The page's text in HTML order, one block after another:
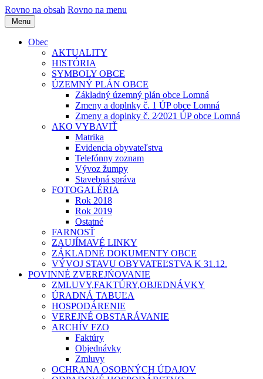
Rovno na obsah Rovno na menu
Menu
Obec
AKTUALITY
HISTÓRIA
SYMBOLY OBCE
ÚZEMNÝ PLÁN OBCE
Základný územný plán obce Lomná
Zmeny a doplnky č. 1 ÚP obce Lomná
Zmeny a doplnky č. 2⁄2021 ÚP obce Lomná
AKO VYBAVIŤ
Matrika
Evidencia obyvateľstva
Telefónny zoznam
Vývoz žumpy
Stavebná správa
FOTOGALÉRIA
Rok 2018
Rok 2019
Ostatné
FARNOSŤ
ZAUJÍMAVÉ LINKY
ZÁKLADNÉ DOKUMENTY OBCE
VÝVOJ STAVU OBYVATEĽSTVA K 31.12.
POVINNÉ ZVEREJŃOVANIE
ZMLUVY,FAKTÚRY,OBJEDNÁVKY
ÚRADNÁ TABUĽA
HOSPODÁRENIE
VEREJNÉ OBSTARÁVANIE
ARCHÍV FZO
Faktúry
Objednávky
Zmluvy
OCHRANA OSOBNÝCH ÚDAJOV